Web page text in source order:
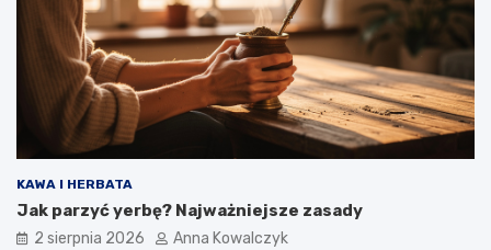
KAWA I HERBATA
Jak parzyć yerbę? Najważniejsze zasady
2 sierpnia 2026 Anna Kowalczyk